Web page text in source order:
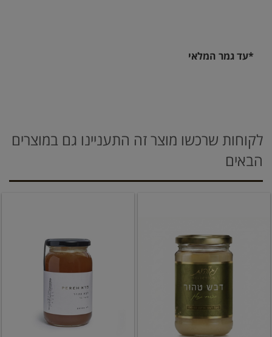
*עד גמר המלאי
לקוחות שרכשו מוצר זה התעניינו גם במוצרים
הבאים